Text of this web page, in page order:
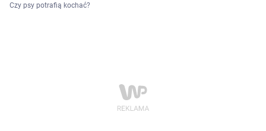
Czy psy potrafią kochać?